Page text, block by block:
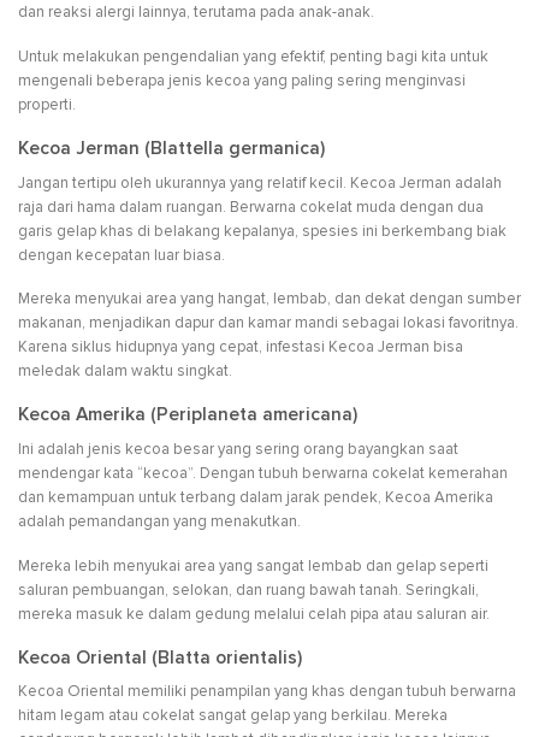
dan reaksi alergi lainnya, terutama pada anak-anak.
Untuk melakukan pengendalian yang efektif, penting bagi kita untuk
mengenali beberapa jenis kecoa yang paling sering menginvasi
properti.
Kecoa Jerman (Blattella germanica)
Jangan tertipu oleh ukurannya yang relatif kecil. Kecoa Jerman adalah
raja dari hama dalam ruangan. Berwarna cokelat muda dengan dua
garis gelap khas di belakang kepalanya, spesies ini berkembang biak
dengan kecepatan luar biasa.
Mereka menyukai area yang hangat, lembab, dan dekat dengan sumber
makanan, menjadikan dapur dan kamar mandi sebagai lokasi favoritnya.
Karena siklus hidupnya yang cepat, infestasi Kecoa Jerman bisa
meledak dalam waktu singkat.
Kecoa Amerika (Periplaneta americana)
Ini adalah jenis kecoa besar yang sering orang bayangkan saat
mendengar kata “kecoa”. Dengan tubuh berwarna cokelat kemerahan
dan kemampuan untuk terbang dalam jarak pendek, Kecoa Amerika
adalah pemandangan yang menakutkan.
Mereka lebih menyukai area yang sangat lembab dan gelap seperti
saluran pembuangan, selokan, dan ruang bawah tanah. Seringkali,
mereka masuk ke dalam gedung melalui celah pipa atau saluran air.
Kecoa Oriental (Blatta orientalis)
Kecoa Oriental memiliki penampilan yang khas dengan tubuh berwarna
hitam legam atau cokelat sangat gelap yang berkilau. Mereka